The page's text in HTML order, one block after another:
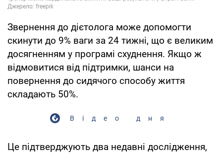
Звернення до дієтолога може допомогти
скинути до 9% ваги за 24 тижні, що є великим
досягненням у програмі схуднення. Якщо ж
відмовитися від підтримки, шанси на
повернення до сидячого способу життя
складають 50%.
Відео дня
Це підтверджують два недавні дослідження,